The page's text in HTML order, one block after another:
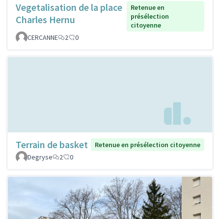
Vegetalisation de la place
Charles Hernu
Retenue en
présélection
citoyenne
CERCANNE
2 0
Terrain de basket
Retenue en présélection citoyenne
Degryse
2 0